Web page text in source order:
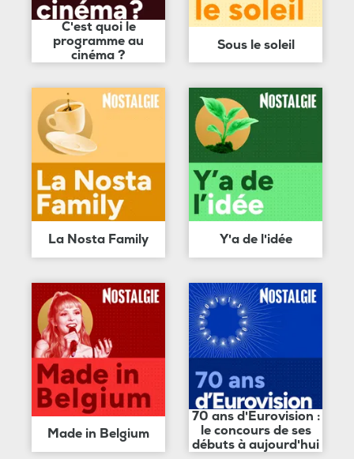
C'est quoi le
programme au
cinéma ?
Sous le soleil
La Nosta Family Y'a de l'idée
Made in Belgium
70 ans d'Eurovision :
le concours de ses
débuts à aujourd'hui